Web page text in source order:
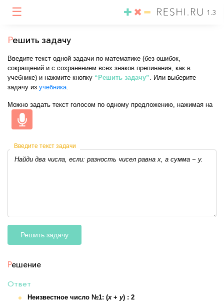
☰ 1.3
Решить задачу
Введите текст одной задачи по математике (без ошибок,
сокращений и с сохранением всех знаков препинания, как в
учебнике) и нажмите кнопку “Решить задачу”. Или выберите
задачу из учебника.
Можно задать текст голосом по одному предложению, нажимая на
Введите текст задачи
Решить задачу
Решение
Ответ
Неизвестное число №1: (x+ y) : 2